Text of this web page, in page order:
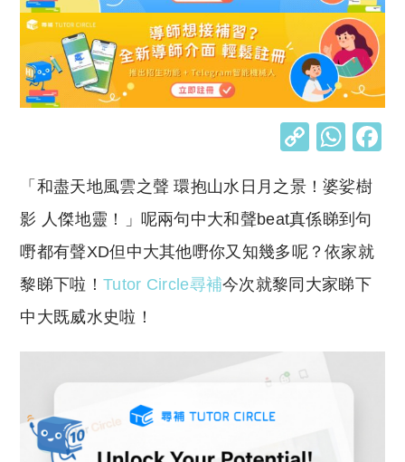
C
p
y
Li
n
W
at
s
A
p
「和盡天地風雲之聲 環抱山水日月之景！婆娑樹
影 人傑地靈！」呢兩句中大和聲beat真係睇到句
嘢都有聲XD但中大其他嘢你又知幾多呢？依家就
黎睇下啦！ Tutor Circle尋補今次就黎同大家睇下
中大既威水史啦！